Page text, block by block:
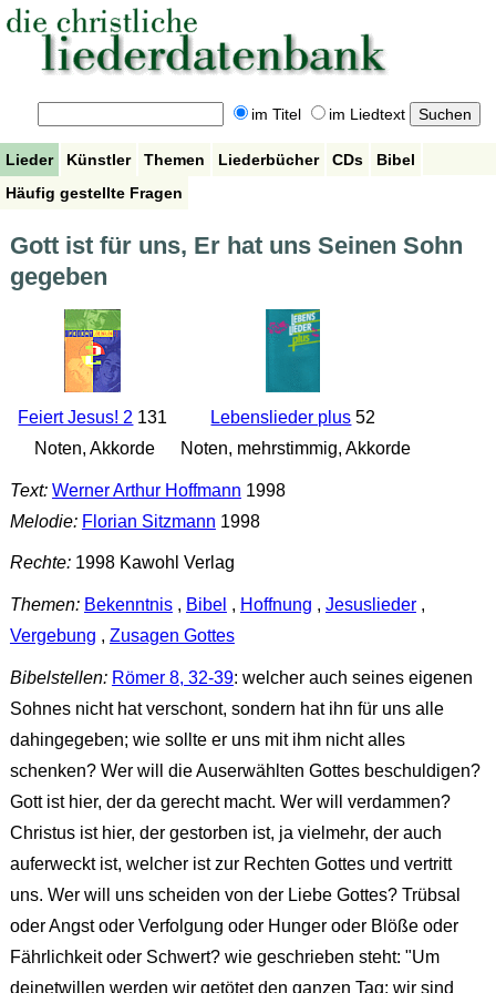
im Titel im Liedtext
Lieder Künstler Themen Liederbücher CDs
Bibel
Häufig gestellte Fragen
Gott ist für uns, Er hat uns Seinen Sohn
gegeben
Feiert Jesus! 2 131
Noten, Akkorde
Lebenslieder plus 52
Noten, mehrstimmig, Akkorde
Text: Werner Arthur Hoffmann 1998
Melodie: Florian Sitzmann 1998
Rechte:1998 Kawohl Verlag
Themen: Bekenntnis, Bibel , Hoffnung , Jesuslieder,
Vergebung , Zusagen Gottes
Bibelstellen: Römer 8, 32-39: welcher auch seines eigenen
Sohnes nicht hat verschont, sondern hat ihn für uns alle
dahingegeben; wie sollte er uns mit ihm nicht alles
schenken? Wer will die Auserwählten Gottes beschuldigen?
Gott ist hier, der da gerecht macht. Wer will verdammen?
Christus ist hier, der gestorben ist, ja vielmehr, der auch
auferweckt ist, welcher ist zur Rechten Gottes und vertritt
uns. Wer will uns scheiden von der Liebe Gottes? Trübsal
oder Angst oder Verfolgung oder Hunger oder Blöße oder
Fährlichkeit oder Schwert? wie geschrieben steht: "Um
deinetwillen werden wir getötet den ganzen Tag; wir sind